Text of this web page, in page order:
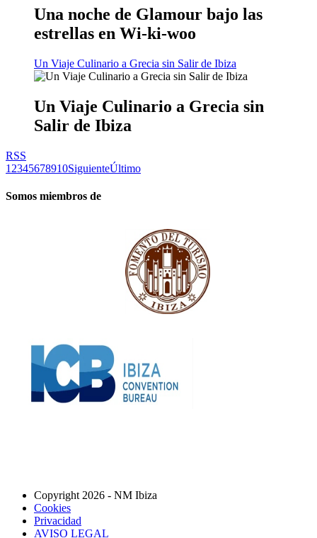
Una noche de Glamour bajo las
estrellas en Wi-ki-woo
Un Viaje Culinario a Grecia sin Salir de Ibiza
Un Viaje Culinario a Grecia sin
Salir de Ibiza
RSS
1 2345678910SiguienteÚltimo
Somos miembros de
Copyright 2026 - NM Ibiza
Cookies
Privacidad
AVISO LEGAL